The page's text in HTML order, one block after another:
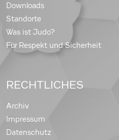
Downloads
Standorte
Was ist Judo?
Für Respekt und Sicherheit
RECHTLICHES
Archiv
Impressum
Datenschutz